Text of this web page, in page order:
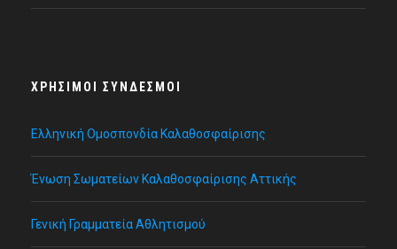
ΧΡΉΣΙΜΟΙ ΣΎΝΔΕΣΜΟΙ
Ελληνική Ομοσπονδία Καλαθοσφαίρισης
Ένωση Σωματείων Καλαθοσφαίρισης Αττικής
Γενική Γραμματεία Αθλητισμού